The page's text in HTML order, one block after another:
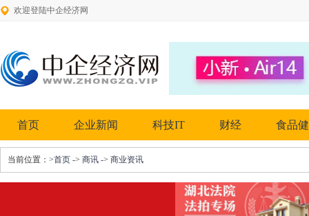
欢迎登陆中企经济网
首页 企业新闻 科技IT 财经 食品
当前位置： >首页 -> 商讯 -> 商业资讯